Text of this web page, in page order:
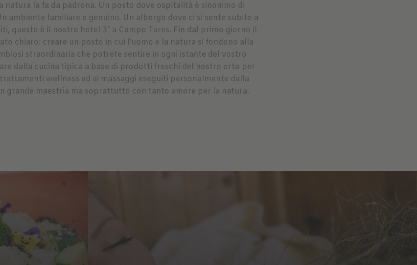
natura la fa da padrona. Un posto dove ospitalità è sinonimo di
ambiente familiare e genuino. Un albergo dove ci si sente subito a
questo è il nostro hotel 3* a Campo Tures. Fin dal primo giorno il
chiaro: creare un posto in cui l’uomo e la natura si fondono alla
straordinaria che potrete sentire in ogni istante del vostro
dalla cucina tipica a base di prodotti freschi del nostro orto per
wellness ed ai massaggi eseguiti personalmente dalla
grande maestria ma soprattutto con tanto amore per la natura.